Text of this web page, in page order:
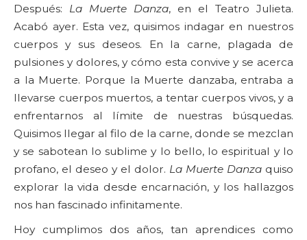
Después: La Muerte Danza, en el Teatro Julieta.
Acabó ayer. Esta vez, quisimos indagar en nuestros
cuerpos y sus deseos. En la carne, plagada de
pulsiones y dolores, y cómo esta convive y se acerca
a la Muerte. Porque la Muerte danzaba, entraba a
llevarse cuerpos muertos, a tentar cuerpos vivos, y a
enfrentarnos al límite de nuestras búsquedas.
Quisimos llegar al filo de la carne, donde se mezclan
y se sabotean lo sublime y lo bello, lo espiritual y lo
profano, el deseo y el dolor. La Muerte Danza quiso
explorar la vida desde encarnación, y los hallazgos
nos han fascinado infinitamente.
Hoy cumplimos dos años, tan aprendices como